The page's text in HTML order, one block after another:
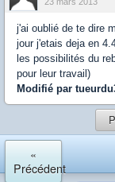
j'ai oublié de te dire
jour j'etais deja en
les possibilités du
pour leur travail)
Modifié par
«
Précédent